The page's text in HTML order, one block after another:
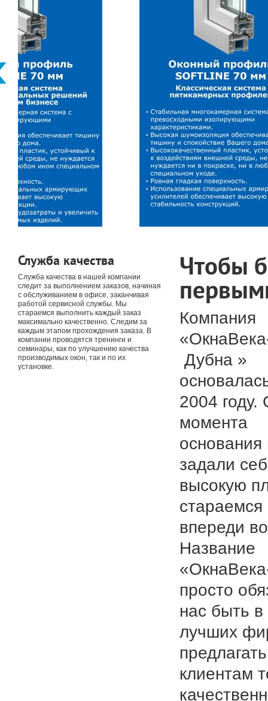
Служба качества
Служба качества в нашей компании
следит за выполнением заказов, начиная
с обслуживанием в офисе, заканчивая
работой сервисной службы. Мы
стараемся выполнить каждый заказ
максимально качественно. Следим за
каждым этапом прохождения заказа. В
компании проводятся тренинги и
семинары, как по улучшению качества
производимых окон, так и по их
установке.
Чтобы
Компания
Дубна »
2004 году.
момента
задали
высокую
впереди
Название
просто
нас быть в
лучших
клиентам